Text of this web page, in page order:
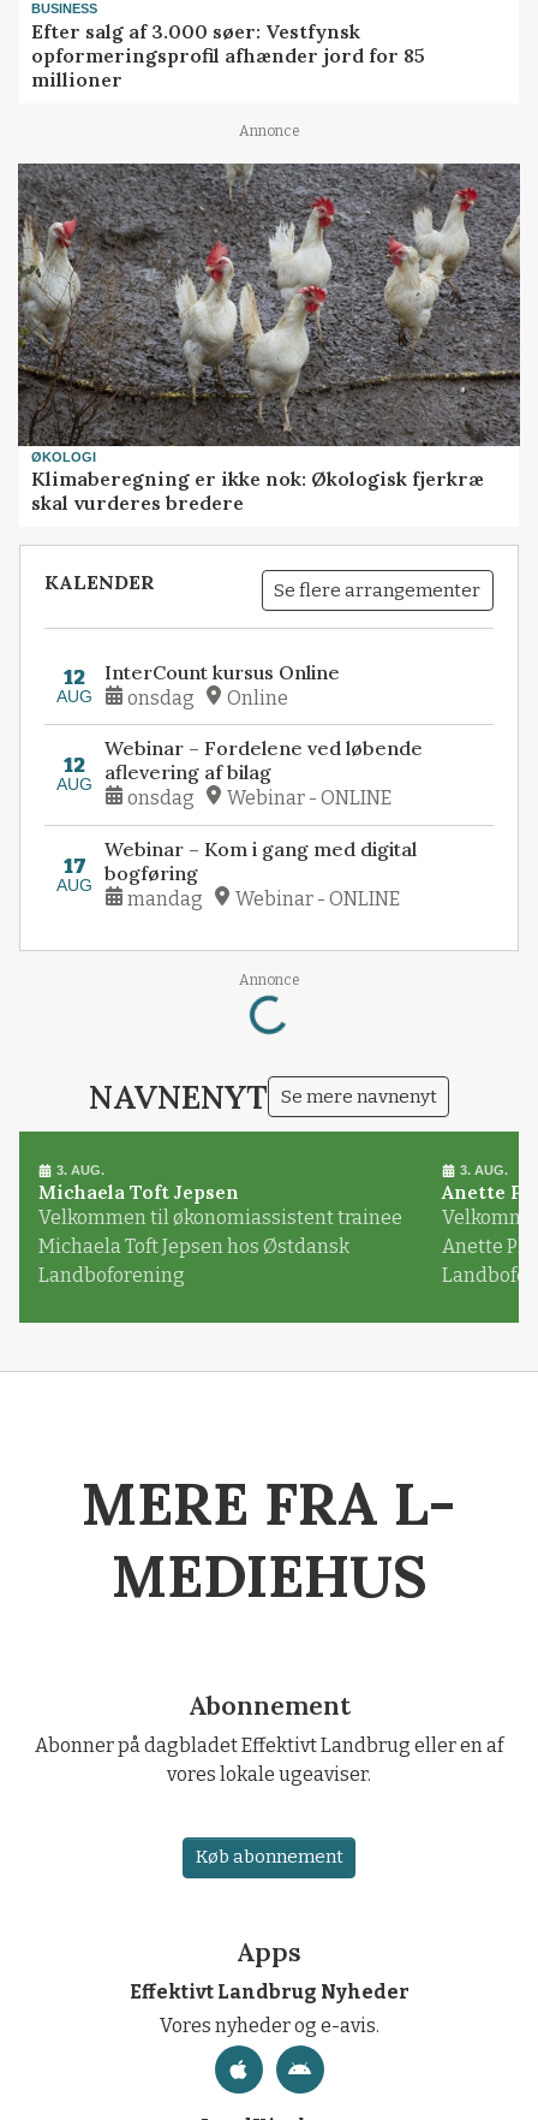
BUSINESS
Efter salg af 3.000 søer: Vestfynsk
opformeringsprofil afhænder jord for 85
millioner
Annonce
ØKOLOGI
Klimaberegning er ikke nok: Økologisk fjerkræ
skal vurderes bredere
KALENDER Se flere arrangementer
12
AUG
InterCount kursus Online
onsdag Online
12
AUG
Webinar – Fordelene ved løbende
aflevering af bilag
onsdag Webinar - ONLINE
17
AUG
Webinar – Kom i gang med digital
bogføring
mandag Webinar - ONLINE
Annonce
Loading...
NAVNENYT Se mere navnenyt
3. AUG.
Michaela Toft Jepsen
Velkommen til økonomiassistent trainee
Michaela Toft Jepsen hos Østdansk
Landboforening
3. AUG.
Anette
Anette
MERE FRA L-
MEDIEHUS
Abonnement
Abonner på dagbladet Effektivt Landbrug eller en af
vores lokale ugeaviser.
Køb abonnement
Apps
Effektivt Landbrug Nyheder
Vores nyheder og e-avis.